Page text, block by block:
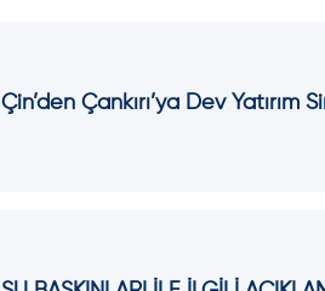
Çin’den Çankırı’ya Dev Yatırım